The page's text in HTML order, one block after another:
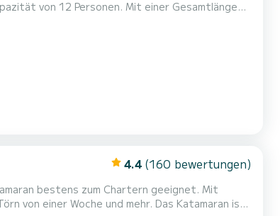
dem Wasser in der Umgebung von Vibo Marina
4.4 (160 bewertungen)
bestens zum Chartern geeignet. Mit
von einer Woche und mehr. Das Katamaran ist